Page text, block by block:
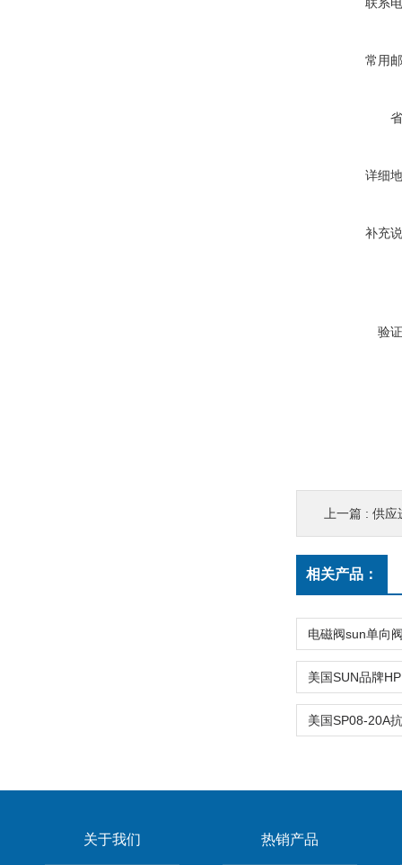
常用
详细
补充
验
上一篇 : 供应
相关产品：
关于我们 热销产品